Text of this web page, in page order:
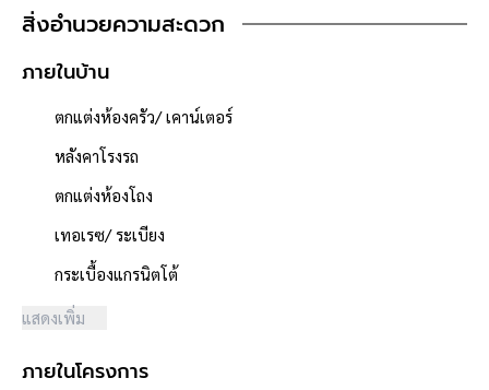
ห้องนอน : 4 ห้อง
ห้องน้ำ : 4 ห้อง
จำนวนชั้น : 2 ชั้น
เนื้อที่ 76.5 ตารางวา
- พื้นที่ใช้สอย 285 ตารางเมตร
- หน้าบ้านหันไปทาง "ทิศเหนือ"
- น้ำประปา ไฟฟ้าพร้อมเข้าอยู่
- ค่าใช้จ่ายส่วนกลางนิติบุคคล 700 บาท/เดือน
**จุดเด่นโครงการ–สภาพแวดล้อม**
- โครงการตั้งอยู่บนถนนสายหลัก ได้แก่ ถนนพุทธมณฑลสาย1
- มีระบบรักษาความปลอดภัย ,มีกล้องวงจรปิด
สิ่งอำนวยความสะดวก
ภายในบ้าน
ตกแต่งห้องครัว/ เคาน์เตอร์
หลังคาโรงรถ
ตกแต่งห้องโถง
เทอเรซ/ ระเบียง
กระเบื้องแกรนิตโต้
แสดงเพิ่ม
ภายในโครงการ